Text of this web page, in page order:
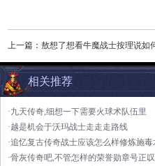
上一篇： 敖想了想看牛魔战士按理说如
相关推荐
·九天传奇,细想一下需要火球术队伍里
·越是机会于沃玛战士走走走路线
·追忆复古传奇战士应该怎么样修炼施毒
·骨灰传奇吧,不管怎样的荣誉勋章号正